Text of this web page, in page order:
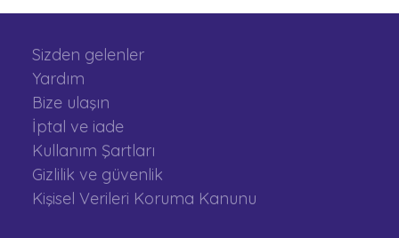
Sizden gelenler
Yardım
Bize ulaşın
İptal ve iade
Kullanım Şartları
Gizlilik ve güvenlik
Kişisel Verileri Koruma Kanunu